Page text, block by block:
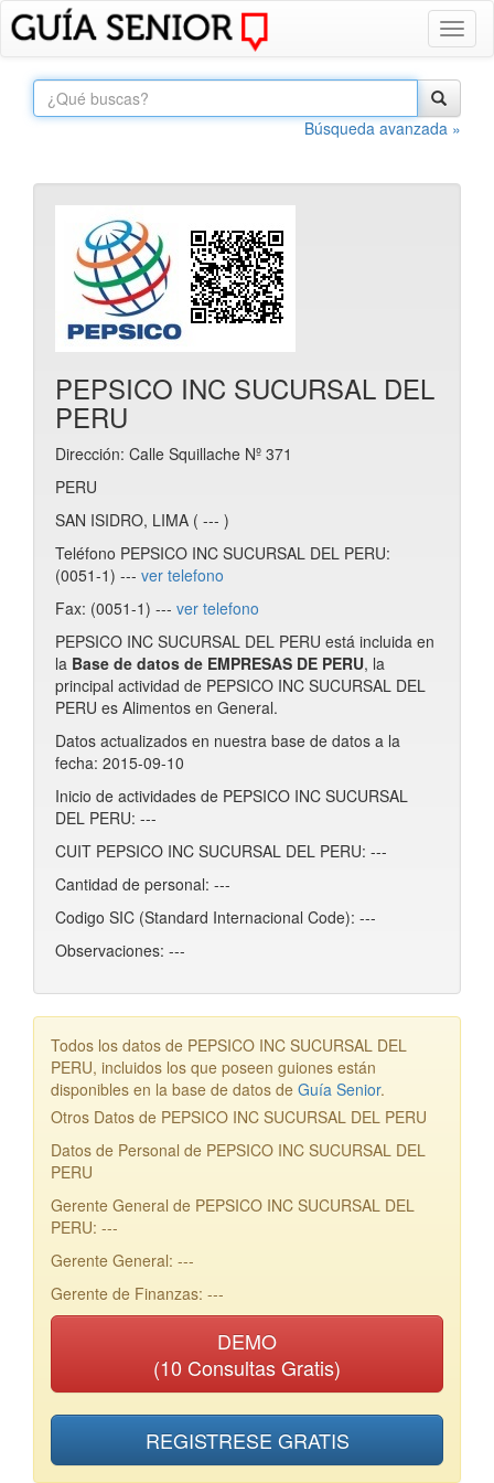
Búsqueda avanzada »
PEPSICO INC SUCURSAL DEL
PERU
Dirección: Calle Squillache Nº 371
PERU
SAN ISIDRO, LIMA ( --- )
Teléfono PEPSICO INC SUCURSAL DEL PERU:
(0051-1) --- ver telefono
Fax: (0051-1) --- ver telefono
PEPSICO INC SUCURSAL DEL PERU está incluida en
la Base de datos de EMPRESAS DE PERU, la
principal actividad de PEPSICO INC SUCURSAL DEL
PERU es Alimentos en General.
Datos actualizados en nuestra base de datos a la
fecha: 2015-09-10
Inicio de actividades de PEPSICO INC SUCURSAL
DEL PERU: ---
CUIT PEPSICO INC SUCURSAL DEL PERU: ---
Cantidad de personal: ---
Codigo SIC (Standard Internacional Code): ---
Observaciones: ---
Todos los datos de PEPSICO INC SUCURSAL DEL
PERU, incluidos los que poseen guiones están
disponibles en la base de datos de Guía Senior.
Otros Datos de PEPSICO INC SUCURSAL DEL PERU
Datos de Personal de PEPSICO INC SUCURSAL DEL
PERU
Gerente General de PEPSICO INC SUCURSAL DEL
PERU: ---
Gerente General: ---
Gerente de Finanzas: ---
DEMO
(10 Consultas Gratis)
REGISTRESE GRATIS